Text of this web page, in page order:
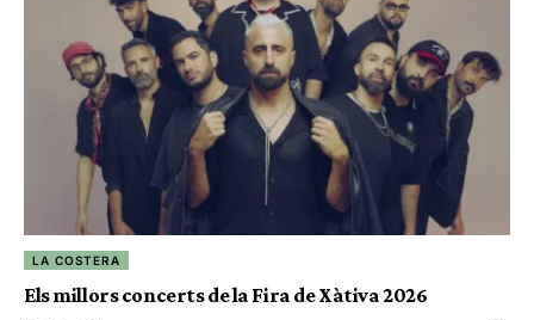
LA COSTERA
Els millors concerts de la Fira de Xàtiva 2026